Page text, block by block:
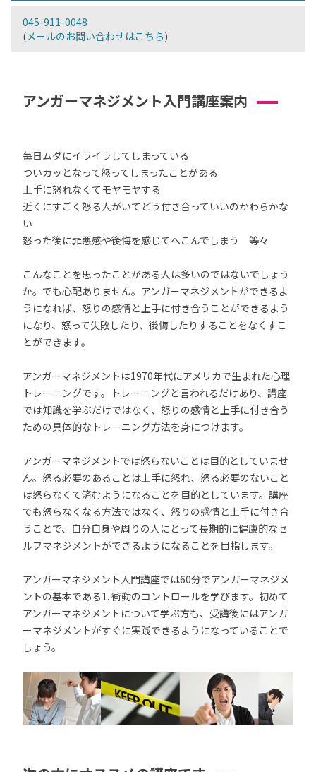
045-911-0048
(メールのお問い合わせはこちら)
アンガーマネジメント入門講座案内
毎日ムダにイライラしてしまっている
ついカッとなって怒ってしまったことがある
上手に怒れなくてモヤモヤする
近くにすごく怒る人がいてどう付き合っていいのかわらかな
い
怒った後に罪悪感や後悔を感じてへこんでしまう 等々
こんなことを思ったことがある人は多いのではないでしょう
か。でも心配ありません。アンガーマネジメントができるよ
うになれば、怒りの感情と上手に付き合うことができるよう
になり、怒って失敗したり、後悔したりすることをなくすこ
とができます。
アンガーマネジメントは1970年代にアメリカで生まれた心理
トレーニングです。トレーニングと言われるだけあり、講座
では知識を学ぶだけではなく、怒りの感情と上手に付き合う
ための具体的なトレーニング方法を身につけます。
アンガーマネジメントでは怒らないことは目的としていませ
ん。怒る必要のあることは上手に怒れ、怒る必要のないこと
は怒らなくて済むようになることを目的としています。講座
でも怒らなくなる方法ではなく、怒りの感情と上手に付き合
うことで、自分自身や周りの人にとって長期的に健康的なセ
ルフマネジメントができるようになることを目指します。
アンガーマネジメント入門講座では60分でアンガーマネジメ
ントの基本である1. 衝動のコントロールを学びます。初めて
アンガーマネジメントについて学ぶ方も、受講後にはアンガ
ーマネジメントがすぐに実践できるようになっていることで
しょう。